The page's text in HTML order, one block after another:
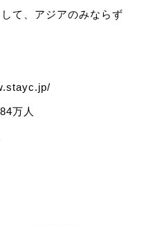
て、アジアのみならず
万人